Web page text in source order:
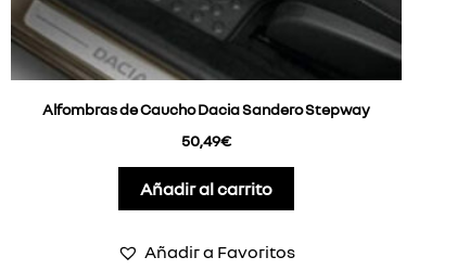
Alfombras de Caucho Dacia Sandero Stepway
50,49€
Añadir al carrito
Añadir a Favoritos